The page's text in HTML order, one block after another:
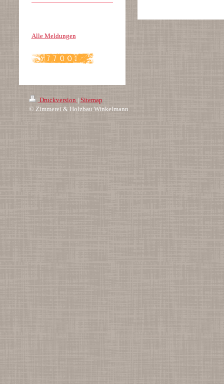
Alle Meldungen
Druckversion | Sitemap
© Zimmerei & Holzbau Winkelmann